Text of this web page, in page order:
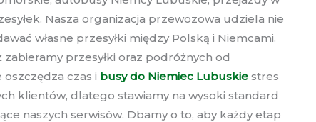
Nasza organizacja przewozowa udziela nie
własne przesyłki między Polską i Niemcami.
przesyłki oraz podróżnych od
czas i busy do Niemiec Lubuskie stres
klientów, dlatego stawiamy na wysoki standard
naszych serwisów. Dbamy o to, aby każdy etap